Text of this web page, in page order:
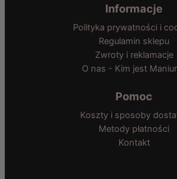
Informacje
Polityka prywatności i
Regulamin sklepu
Zwroty i reklamacje
O nas - Kim jest
Pomoc
Koszty i sposoby
Metody płatności
Kontakt